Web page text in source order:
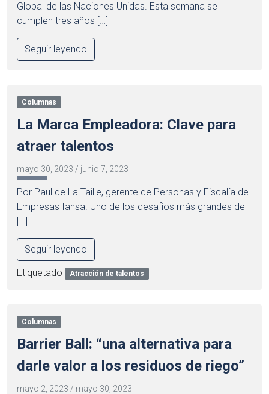
Global de las Naciones Unidas. Esta semana se
cumplen tres años […]
Seguir leyendo
Columnas
La Marca Empleadora: Clave para
atraer talentos
mayo 30, 2023 / junio 7, 2023
Por Paul de La Taille, gerente de Personas y Fiscalía de
Empresas Iansa. Uno de los desafíos más grandes del
[…]
Seguir leyendo
Etiquetado Atracción de talentos
Columnas
Barrier Ball: “una alternativa para
darle valor a los residuos de riego”
mayo 2, 2023 / mayo 30, 2023